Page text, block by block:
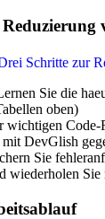
Schritte zur
Sie die
oben)
Code-
DevGlish
Sie
wiederholen Sie